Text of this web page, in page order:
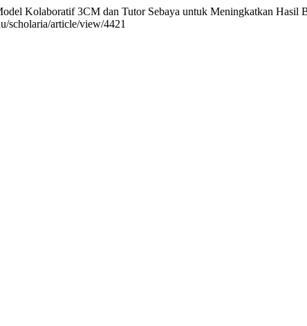
Kolaboratif 3CM dan Tutor Sebaya untuk Meningkatkan Hasil
scholaria/article/view/4421